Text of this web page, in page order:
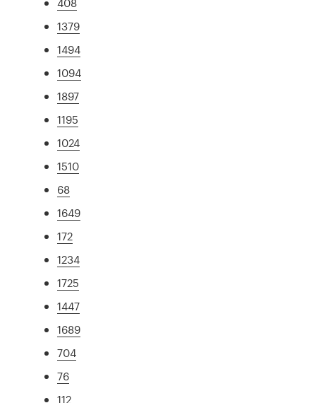
1379
1494
1094
1897
1195
1024
1510
68
1649
172
1234
1725
1447
1689
704
76
112